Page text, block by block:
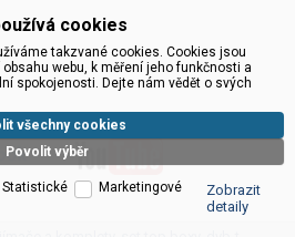
cookies
takzvané cookies. Cookies jsou
webu, k měření jeho funkčnosti a
spokojenosti. Dejte nám vědět o svých
Povolit výběr
všechny cookies
Statistické
Marketingové
Zobrazit
detaily